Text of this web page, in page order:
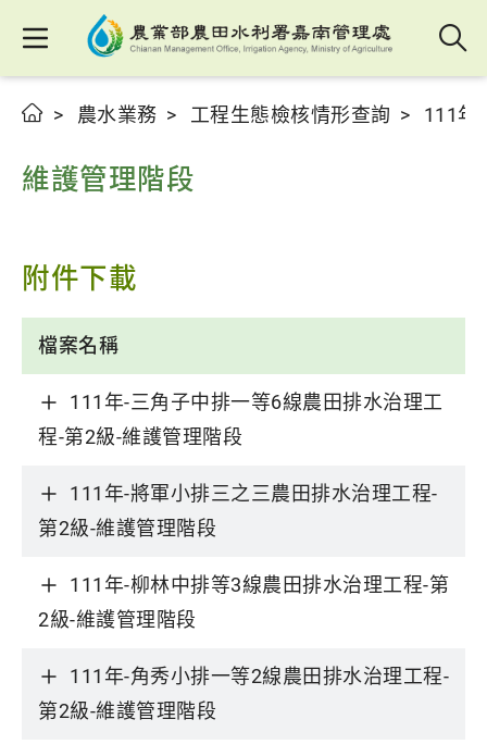
農水業務 工程生態檢核情形查詢 111年
維護管理階段
附件下載
檔案名稱
111年-三角子中排一等6線農田排水治理工
程-第2級-維護管理階段
111年-將軍小排三之三農田排水治理工程-
第2級-維護管理階段
111年-柳林中排等3線農田排水治理工程-第
2級-維護管理階段
111年-角秀小排一等2線農田排水治理工程-
第2級-維護管理階段